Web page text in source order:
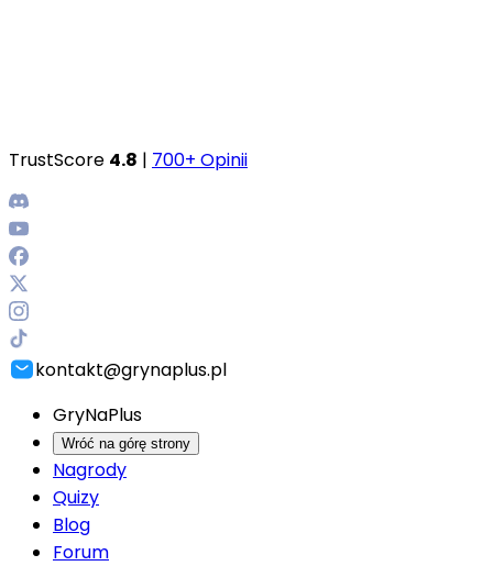
TrustScore 4.8 | 700+ Opinii
kontakt@grynaplus.pl
GryNaPlus
Wróć na górę strony
Nagrody
Quizy
Blog
Forum